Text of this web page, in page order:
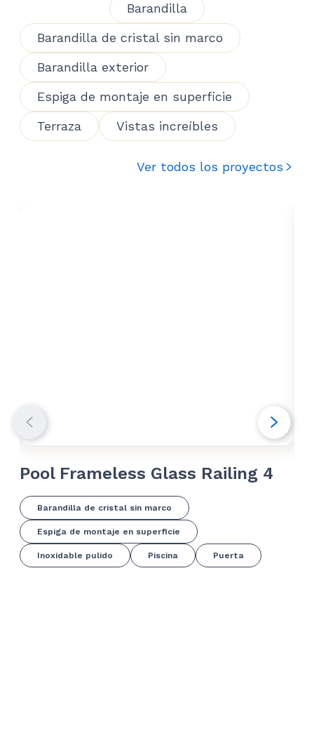
Barandilla
Barandilla de cristal sin marco
Barandilla exterior
Espiga de montaje en superficie
Terraza
Vistas increíbles
Ver todos los proyectos
Pool Frameless Glass Railing 4
Barandilla de cristal sin marco
Espiga de montaje en superficie
Inoxidable pulido Piscina Puerta